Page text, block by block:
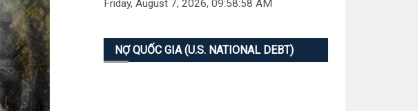
Friday, August 7, 2026, 09:58:59 AM
NỢ QUỐC GIA (U.S. NATIONAL DEBT)